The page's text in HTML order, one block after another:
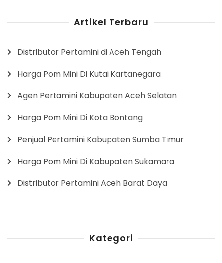
Artikel Terbaru
Distributor Pertamini di Aceh Tengah
Harga Pom Mini Di Kutai Kartanegara
Agen Pertamini Kabupaten Aceh Selatan
Harga Pom Mini Di Kota Bontang
Penjual Pertamini Kabupaten Sumba Timur
Harga Pom Mini Di Kabupaten Sukamara
Distributor Pertamini Aceh Barat Daya
Kategori